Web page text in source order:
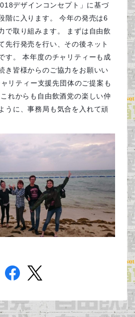
デザインコンセプト」に基づ
階に入ります。 今年の発売は6
で取り組みます。 まずは自由飲
先行発売を行い、その後ネット
す。 本年度のチャリティーも成
き皆様からのご協力をお願いい
リティー支援先団体のご提案も
れからも自由飲酒党の楽しい仲
うに、事務局も気合を入れて頑